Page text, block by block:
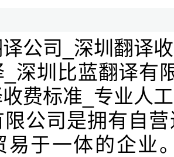
公司_深圳翻译
_深圳比蓝翻译有
费标准_专业人
限公司是拥有自
易于一体的企业